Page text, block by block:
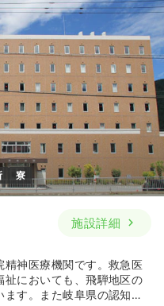
ヶ月
ランク可
第二新卒可
詳細を見る
寮
施設詳細
精神医療機関です。救急医
においても、飛騨地区の
す。また岐阜県の認知症